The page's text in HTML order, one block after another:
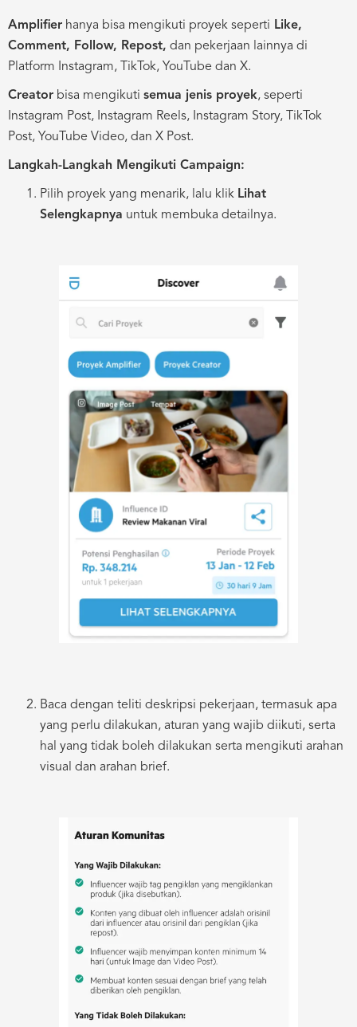
Amplifier hanya bisa mengikuti proyek seperti Like,
Comment, Follow, Repost, dan pekerjaan lainnya di
Platform Instagram, TikTok, YouTube dan X.
Creator bisa mengikuti semua jenis proyek, seperti
Instagram Post, Instagram Reels, Instagram Story, TikTok
Post, YouTube Video, dan X Post.
Langkah-Langkah Mengikuti Campaign:
Pilih proyek yang menarik, lalu klik Lihat
Selengkapnya untuk membuka detailnya.
Baca dengan teliti deskripsi pekerjaan, termasuk apa
yang perlu dilakukan, aturan yang wajib diikuti, serta
hal yang tidak boleh dilakukan serta mengikuti arahan
visual dan arahan brief.